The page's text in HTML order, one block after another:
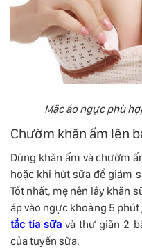
Mặc áo ngực phù
Chườm khăn ấm lên
Dùng khăn ấm và chườm
hoặc khi hút sữa để giảm
Tốt nhất, mẹ nên lấy khăn
áp vào ngực khoảng 5
tắc tia sữa và thư giãn 2
của tuyến sữa.